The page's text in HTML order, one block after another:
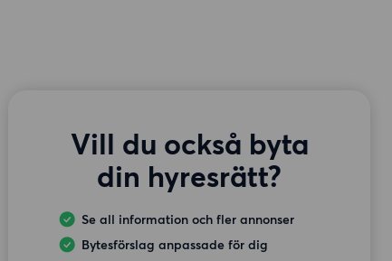
Vill du också byta
din hyresrätt?
Se all information och fler annonser
Bytesförslag anpassade för dig